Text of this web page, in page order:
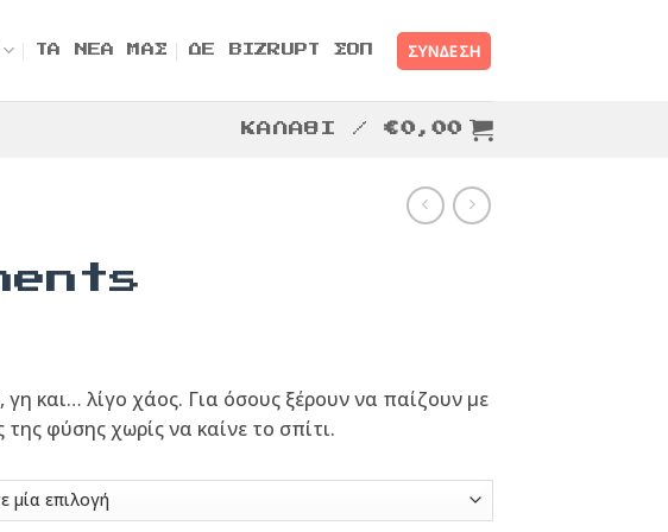
ΤΑ ΝΕΑ ΜΑΣ ΔΕ BIZRUPT ΣΟΠ ΣΎΝΔΕΣΗ
ΚΑΛΆΘΙ /€0,00
γη και… λίγο χάος. Για όσους ξέρουν να παίζουν με
της φύσης χωρίς να καίνε το σπίτι.